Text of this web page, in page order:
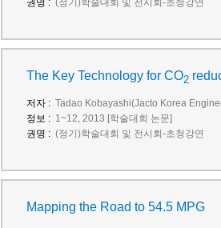
권명 : (정기)학술대회 및 전시회-초청강연
The Key Technology for CO2
저자 : Tadao Kobayashi(Jacto Korea
정보 : 1~12, 2013 [학술대회 논문]
권명 : (정기)학술대회 및 전시회-초청강연
Mapping the Road to 54.5 MPG